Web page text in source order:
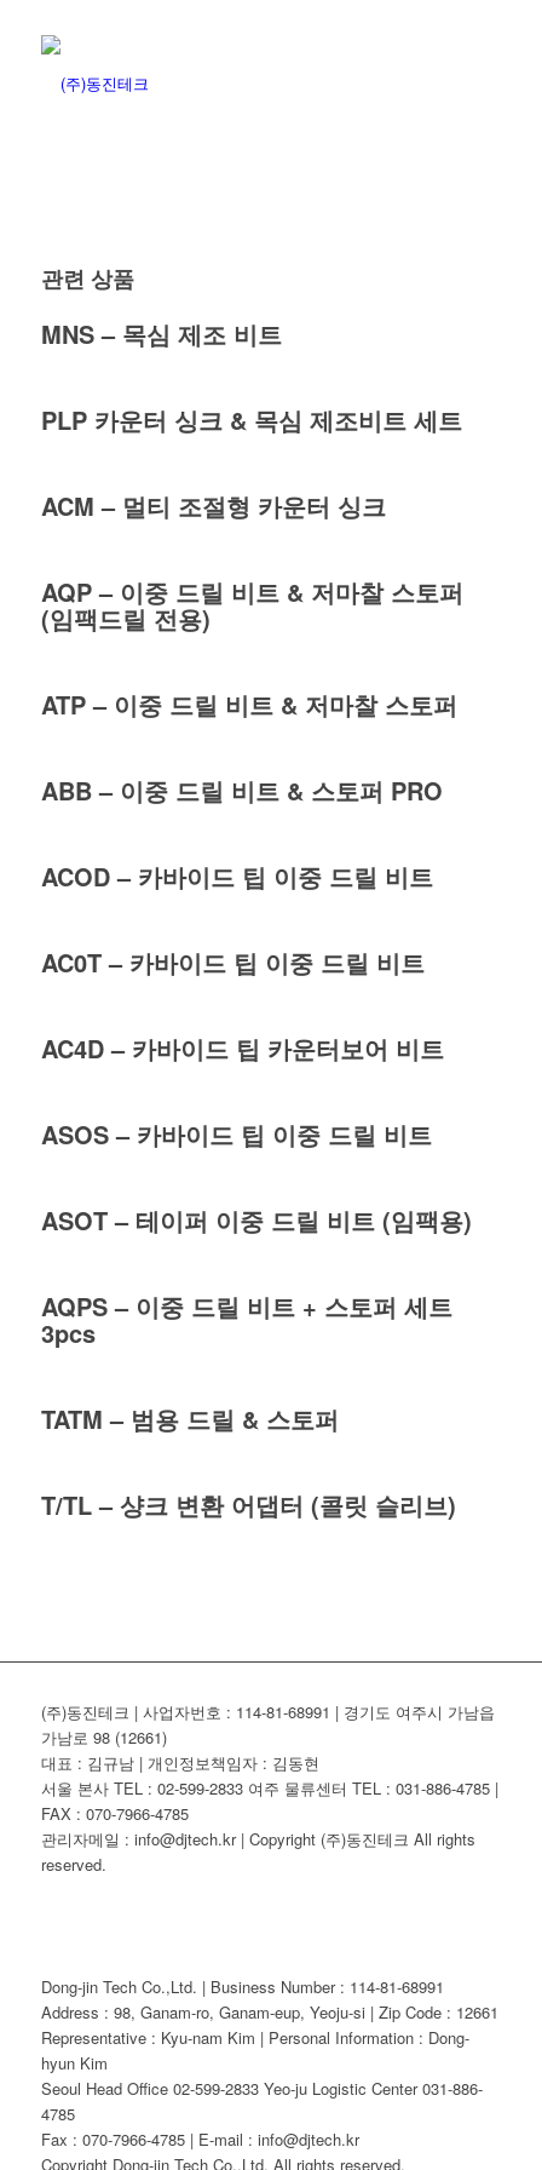
관련 상품
MNS – 목심 제조 비트
PLP 카운터 싱크 & 목심 제조비트 세트
ACM – 멀티 조절형 카운터 싱크
AQP – 이중 드릴 비트 & 저마찰 스토퍼
(임팩드릴 전용)
ATP – 이중 드릴 비트 & 저마찰 스토퍼
ABB – 이중 드릴 비트 & 스토퍼 PRO
ACOD – 카바이드 팁 이중 드릴 비트
AC0T – 카바이드 팁 이중 드릴 비트
AC4D – 카바이드 팁 카운터보어 비트
ASOS – 카바이드 팁 이중 드릴 비트
ASOT – 테이퍼 이중 드릴 비트 (임팩용)
AQPS – 이중 드릴 비트 + 스토퍼 세트
3pcs
TATM – 범용 드릴 & 스토퍼
T/TL – 샹크 변환 어댑터 (콜릿 슬리브)
(주)동진테크 | 사업자번호 : 114-81-68991 | 경기도 여주시 가남읍
가남로 98 (12661)
대표 : 김규남 | 개인정보책임자 : 김동현
서울 본사 TEL : 02-599-2833 여주 물류센터 TEL : 031-886-4785 |
FAX : 070-7966-4785
관리자메일 : info@djtech.kr | Copyright (주)동진테크 All rights
reserved.
Dong-jin Tech Co.,Ltd. | Business Number : 114-81-68991
Address : 98, Ganam-ro, Ganam-eup, Yeoju-si | Zip Code : 12661
Representative : Kyu-nam Kim | Personal Information : Dong-
hyun Kim
Seoul Head Office 02-599-2833 Yeo-ju Logistic Center 031-886-
4785
Fax : 070-7966-4785 | E-mail : info@djtech.kr
Copyright Dong-jin Tech Co.,Ltd. All rights reserved.